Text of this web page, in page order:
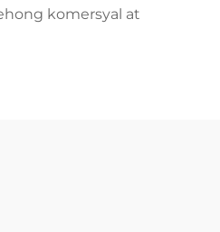
komersyal at